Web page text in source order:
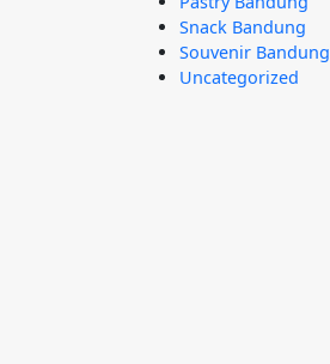
Snack Bandung
Souvenir Bandung
Uncategorized